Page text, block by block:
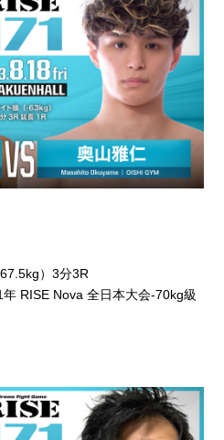
）3分3R
RISE Nova 全日本大会-70kg級